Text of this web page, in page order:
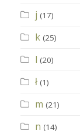
j (17)
k (25)
l (20)
ł (1)
m (21)
n (14)